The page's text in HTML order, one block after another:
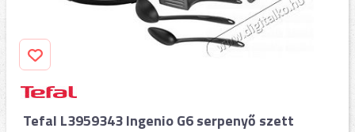
Tefal L3959343 Ingenio G6 serpenyő szett